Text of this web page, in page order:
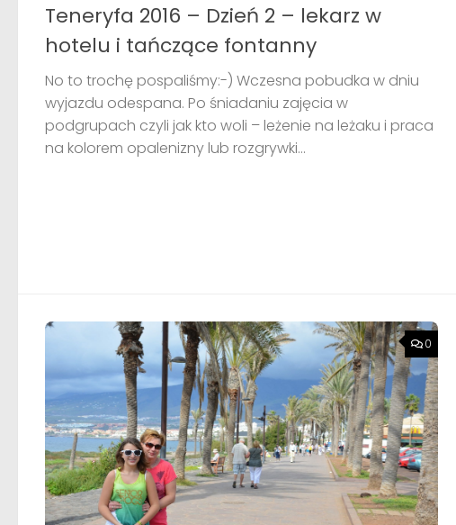
Teneryfa 2016 – Dzień 2 – lekarz w
hotelu i tańczące fontanny
No to trochę pospaliśmy:-) Wczesna pobudka w dniu
wyjazdu odespana. Po śniadaniu zajęcia w
podgrupach czyli jak kto woli – leżenie na leżaku i praca
na kolorem opalenizny lub rozgrywki...
0